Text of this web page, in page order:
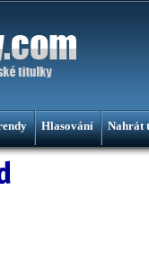
Hlasování Nahrát